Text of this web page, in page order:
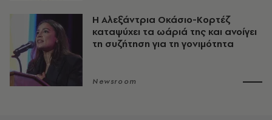
Η Αλεξάντρια Οκάσιο-Κορτέζ
καταψύχει τα ωάριά της και ανοίγει
τη συζήτηση για τη γονιμότητα
Newsroom